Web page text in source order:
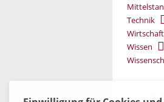
Technik
Wirtschaft
Wissen